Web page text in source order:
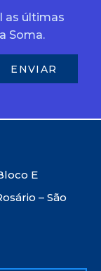
as últimas
Soma.
E
– São